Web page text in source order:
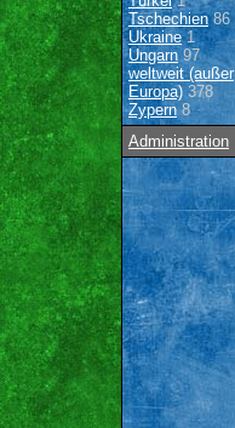
Tschechien86
Ukraine1
Ungarn 97
weltweit (außer
Europa) 378
Zypern 8
Administration